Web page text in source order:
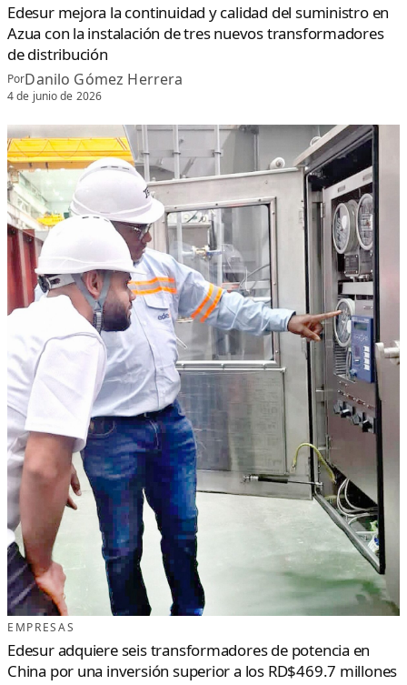
Edesur mejora la continuidad y calidad del suministro en
Azua con la instalación de tres nuevos transformadores
de distribución
PorDanilo Gómez Herrera
4 de junio de 2026
EMPRESAS
Edesur adquiere seis transformadores de potencia en
China por una inversión superior a los RD$469.7 millones